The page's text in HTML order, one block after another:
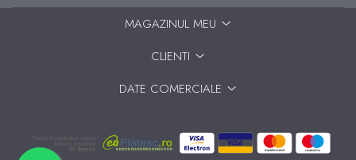
MAGAZINUL MEU
CLIENTI
DATE COMERCIALE